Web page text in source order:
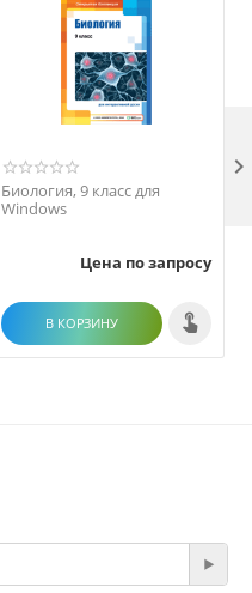
Биология, 9 класс для
Windows
Цена по запросу
В КОРЗИНУ
